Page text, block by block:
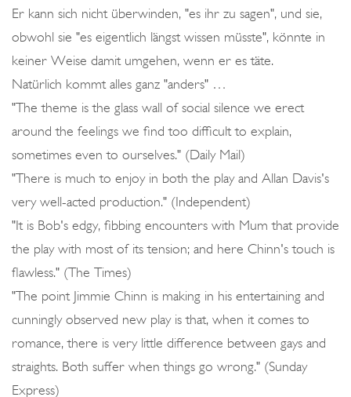
Er kann sich nicht überwinden, "es ihr zu sagen", und sie,
obwohl sie "es eigentlich längst wissen müsste", könnte in
keiner Weise damit umgehen, wenn er es täte.
Natürlich kommt alles ganz "anders" …
"The theme is the glass wall of social silence we erect
around the feelings we find too difficult to explain,
sometimes even to ourselves." (Daily Mail)
"There is much to enjoy in both the play and Allan Davis's
very well-acted production." (Independent)
"It is Bob's edgy, fibbing encounters with Mum that provide
the play with most of its tension; and here Chinn's touch is
flawless." (The Times)
"The point Jimmie Chinn is making in his entertaining and
cunningly observed new play is that, when it comes to
romance, there is very little difference between gays and
straights. Both suffer when things go wrong." (Sunday
Express)